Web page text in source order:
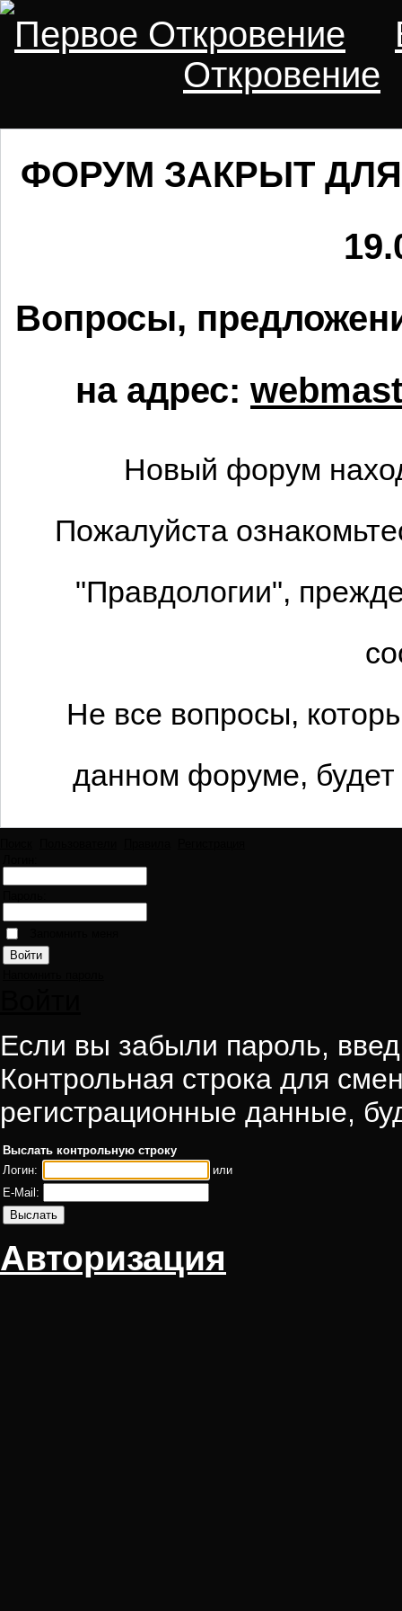
Первое Откровение
Откровение
ФОРУМ ЗАКРЫТ
Вопросы,
на адрес:
Новый форум
Пожалуйста
"Правдологии",
Не все вопросы,
данном форуме,
Если вы забыли пароль,
Контрольная строка для
регистрационные данные,
Выслать контрольную строку
Логин:
или
E-Mail:
Авторизация